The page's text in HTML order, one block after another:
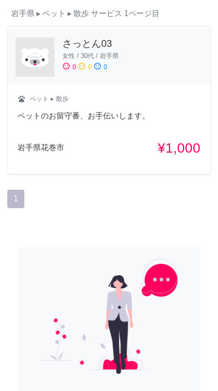
岩手県 ▸ ペット ▸ 散歩 サービス 1ページ目
さっとん03
女性 / 30代 / 岩手県
sentiment_satisfied 0 sentiment_neutral 0 sentiment_dissatisfied 0
pets ペット ▸ 散歩
ペットのお留守番、お手伝いします。
岩手県花巻市 ¥1,000
1